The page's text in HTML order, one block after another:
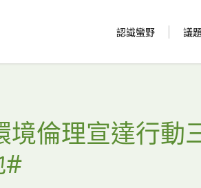
認識蠻野 議
倫理宣達行動
#